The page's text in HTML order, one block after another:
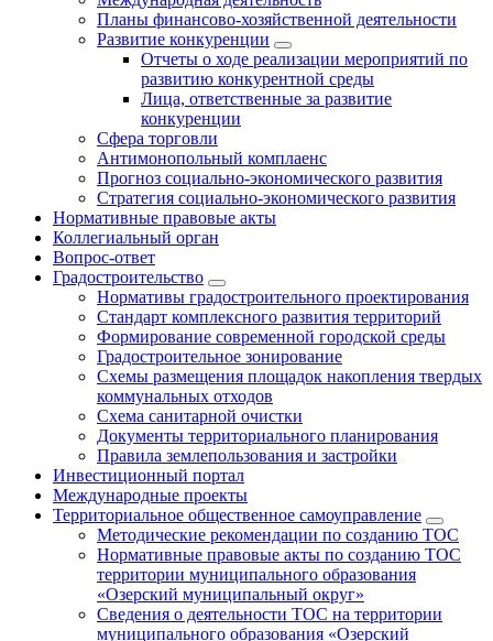
Планы финансово-хозяйственной деятельности
Развитие конкуренции
Отчеты о ходе реализации мероприятий по
развитию конкурентной среды
Лица, ответственные за развитие
конкуренции
Сфера торговли
Антимонопольный комплаенс
Прогноз социально-экономического развития
Стратегия социально-экономического развития
Нормативные правовые акты
Коллегиальный орган
Вопрос-ответ
Градостроительство
Нормативы градостроительного проектирования
Стандарт комплексного развития территорий
Формирование современной городской среды
Градостроительное зонирование
Схемы размещения площадок накопления твердых
коммунальных отходов
Схема санитарной очистки
Документы территориального планирования
Правила землепользования и застройки
Инвестиционный портал
Международные проекты
Территориальное общественное самоуправление
Методические рекомендации по созданию ТОС
Нормативные правовые акты по созданию ТОС
территории муниципального образования
«Озерский муниципальный округ»
Сведения о деятельности ТОС на территории
муниципального образования «Озерский